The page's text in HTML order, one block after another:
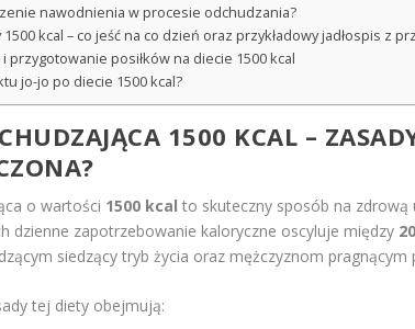
nawodnienia w procesie odchudzania?
1500 kcal – co jeść na co dzień oraz przykładowy jadłospis z
przygotowanie posiłków na diecie 1500 kcal
jo-jo po diecie 1500 kcal?
1500 KCAL –
o wartości 1500 kcal to skuteczny sposób na zdrową
dzienne zapotrzebowanie kaloryczne oscyluje między
siedzący tryb życia oraz mężczyznom pragnącym
tej diety obejmują: